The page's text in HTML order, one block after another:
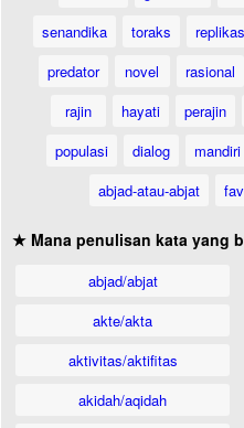
senandika
toraks
predator
novel rasional
rajin
hayati perajin
populasi
dialog mandiri
abjad-atau-abjat
★ Mana penulisan kata yang
abjad/abjat
akte/akta
aktivitas/aktifitas
akidah/aqidah